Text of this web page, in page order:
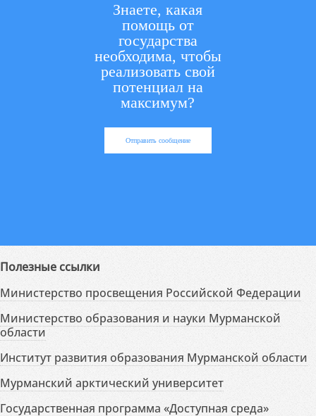
Знаете, какая
помощь от
государства
необходима, чтобы
реализовать свой
потенциал на
максимум?
Отправить сообщение
Полезные ссылки
Министерство просвещения Российской Федерации
Министерство образования и науки Мурманской
области
Институт развития образования Мурманской области
Мурманский арктический университет
Государственная программа «Доступная среда»